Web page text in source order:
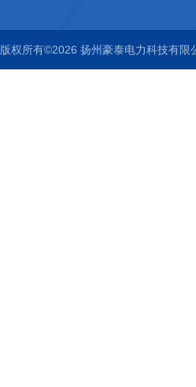
版权所有©2026 扬州豪泰电力科技有